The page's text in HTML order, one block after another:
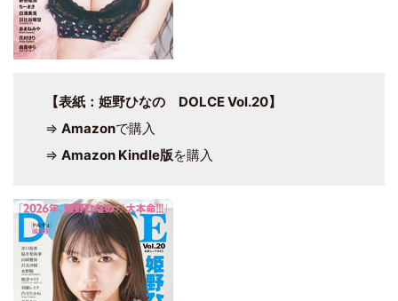
【表紙：姫野ひなの DOLCE Vol.20】
⇒ Amazonで購入
⇒ Amazon Kindle版を購入